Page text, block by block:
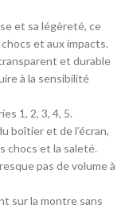
et sa légèreté, ce
et aux impacts.
et durable
à la sensibilité
1, 2, 3, 4, 5.
boîtier et de l’écran,
chocs et la saleté.
pas de volume à
sur la montre sans